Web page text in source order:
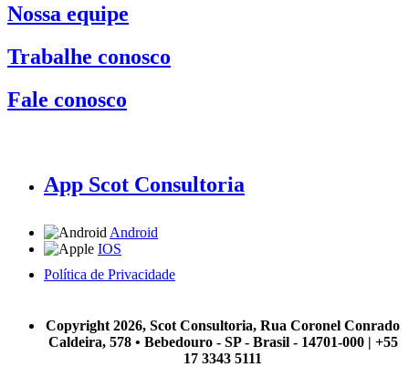
Nossa equipe
Trabalhe conosco
Fale conosco
App Scot Consultoria
Android
IOS
Política de Privacidade
Copyright 2026, Scot Consultoria, Rua Coronel Conrado
Caldeira, 578 • Bebedouro - SP - Brasil - 14701-000 | +55
17 3343 5111